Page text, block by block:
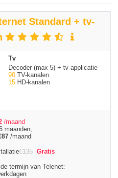
Standard + tv-
Tv
Decoder (max 5) + tv-applicatie
90 TV-kanalen
15 HD-kanalen
/maand
maanden,
87/maand
€135 Gratis
termijn van Telenet: